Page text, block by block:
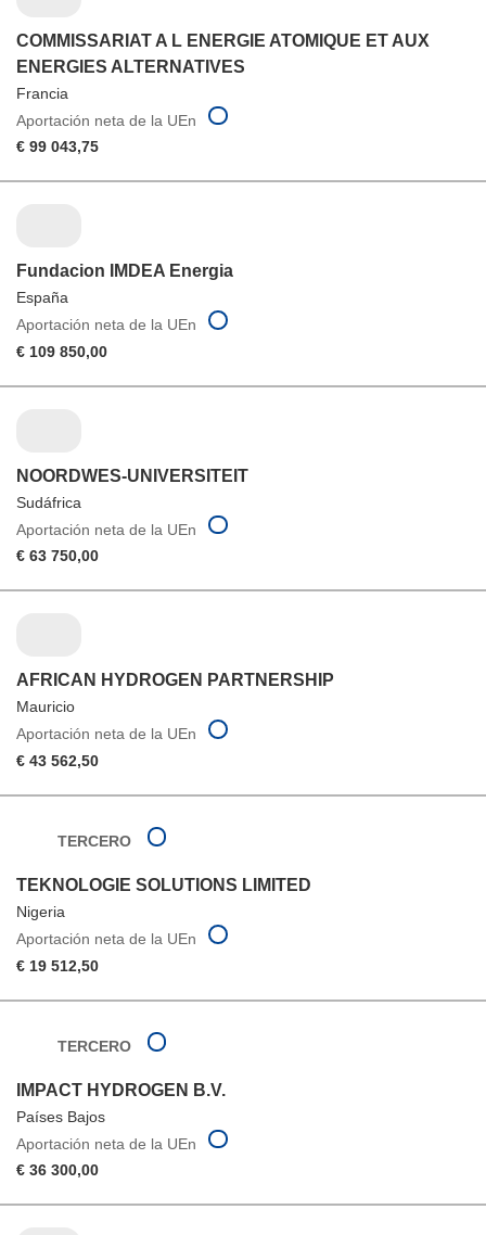
COMMISSARIAT A L ENERGIE ATOMIQUE ET AUX
ENERGIES ALTERNATIVES
Francia
Aportación neta de la UEn
€ 99 043,75
Fundacion IMDEA Energia
España
Aportación neta de la UEn
€ 109 850,00
NOORDWES-UNIVERSITEIT
Sudáfrica
Aportación neta de la UEn
€ 63 750,00
AFRICAN HYDROGEN PARTNERSHIP
Mauricio
Aportación neta de la UEn
€ 43 562,50
TERCERO
TEKNOLOGIE SOLUTIONS LIMITED
Nigeria
Aportación neta de la UEn
€ 19 512,50
TERCERO
IMPACT HYDROGEN B.V.
Países Bajos
Aportación neta de la UEn
€ 36 300,00